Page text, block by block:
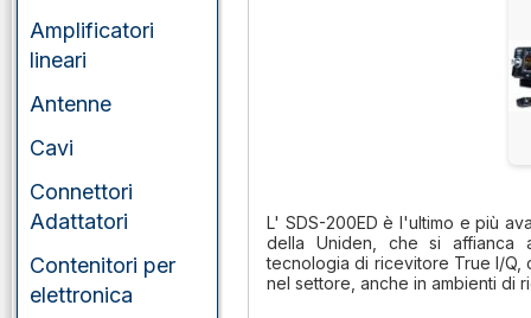
Amplificatori
lineari
Antenne
Cavi
Connettori
Adattatori
Contenitori per
elettronica
L' SDS-200ED è l'ultimo e più
della Uniden, che si affianca
tecnologia di ricevitore True I/
nel settore, anche in ambienti di